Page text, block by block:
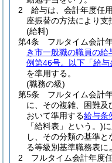
2
給与は、会計年度任
座振替の方法により支
(給料)
第4条
フルタイム会計
き市一般職の職員の給
例第46号。以下「給
を準用する。
(職務の級)
第5条
フルタイム会計
に、その複雑、困難及
おいて準用する給与条
「給料表」という。)
し、その分類の基準と
る等級別基準職務表に
2
フルタイム会計年度